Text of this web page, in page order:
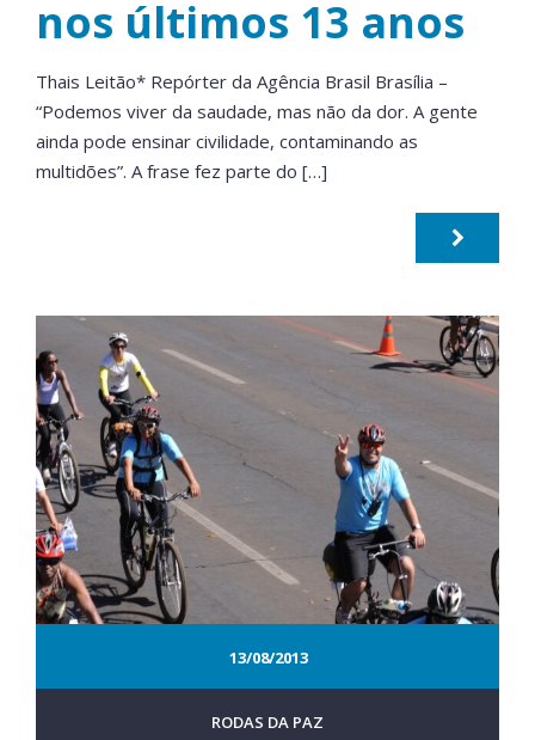
nos últimos 13 anos
Thais Leitão* Repórter da Agência Brasil Brasília –
“Podemos viver da saudade, mas não da dor. A gente
ainda pode ensinar civilidade, contaminando as
multidões”. A frase fez parte do […]
13/08/2013
RODAS DA PAZ